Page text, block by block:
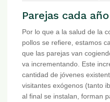
Parejas cada
Por lo que a la salud de la
pollos se refiere, estamos
que las parejas van
va incrementando. Este
cantidad de jóvenes
visitantes exógenos (tanto
al final se instalan, forman